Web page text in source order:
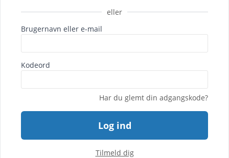
eller
Brugernavn eller e-mail
Kodeord
Har du glemt din adgangskode?
Log ind
Tilmeld dig